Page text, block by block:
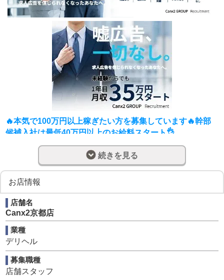
🔥本気で100万円以上稼ぎたい方を募集しています🔥幹部
候補入社は最低40万円以上のお給料スタート👌
🔥絶賛拡大中のベンチャー企業です🔥
✅月給40～50万円スタート可能
✅新店舗出店したい方歓迎
✅独立支援・FC契約も相談可能
✅短時間・アルバイト大歓迎
京都を拠点に、神戸・大阪と絶賛拡大中の『Canx2グルー
プ』。
2025年には4店舗を新規OPENし、勢いそのままに成長を
続けています。
その中でも京都の老舗として多くの支持を集めているのが
続きを見る
お店情報
店舗名
Canx2京都店
業種
デリヘル
募集職種
店舗スタッフ